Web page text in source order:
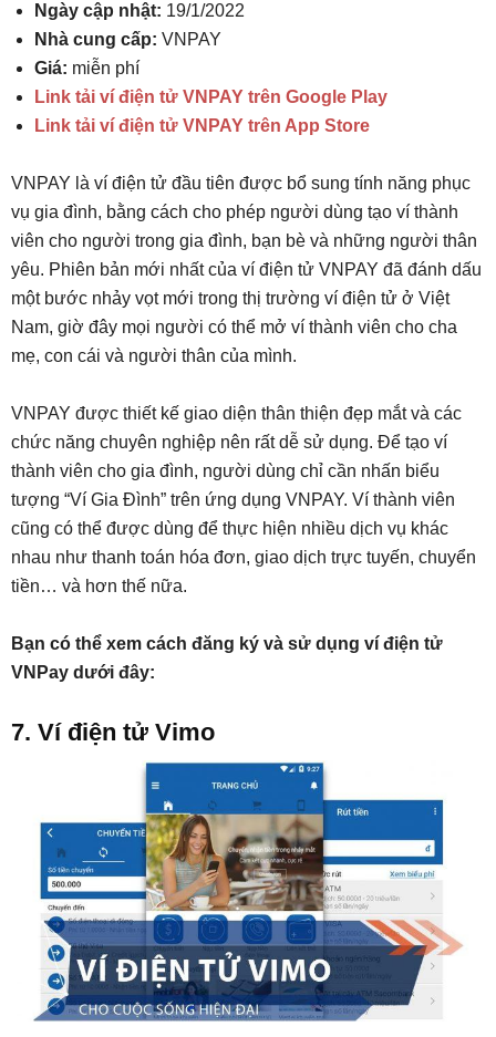
Ngày cập nhật: 19/1/2022
Nhà cung cấp: VNPAY
Giá: miễn phí
Link tải ví điện tử VNPAY trên Google Play
Link tải ví điện tử VNPAY trên App Store
VNPAY là ví điện tử đầu tiên được bổ sung tính năng phục
vụ gia đình, bằng cách cho phép người dùng tạo ví thành
viên cho người trong gia đình, bạn bè và những người thân
yêu. Phiên bản mới nhất của ví điện tử VNPAY đã đánh dấu
một bước nhảy vọt mới trong thị trường ví điện tử ở Việt
Nam, giờ đây mọi người có thể mở ví thành viên cho cha
mẹ, con cái và người thân của mình.
VNPAY được thiết kế giao diện thân thiện đẹp mắt và các
chức năng chuyên nghiệp nên rất dễ sử dụng. Để tạo ví
thành viên cho gia đình, người dùng chỉ cần nhấn biểu
tượng “Ví Gia Đình” trên ứng dụng VNPAY. Ví thành viên
cũng có thể được dùng để thực hiện nhiều dịch vụ khác
nhau như thanh toán hóa đơn, giao dịch trực tuyến, chuyển
tiền… và hơn thế nữa.
Bạn có thể xem cách đăng ký và sử dụng ví điện tử
VNPay dưới đây:
7. Ví điện tử Vimo